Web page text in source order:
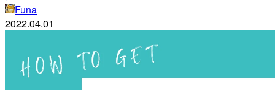
Funa
2022.04.01